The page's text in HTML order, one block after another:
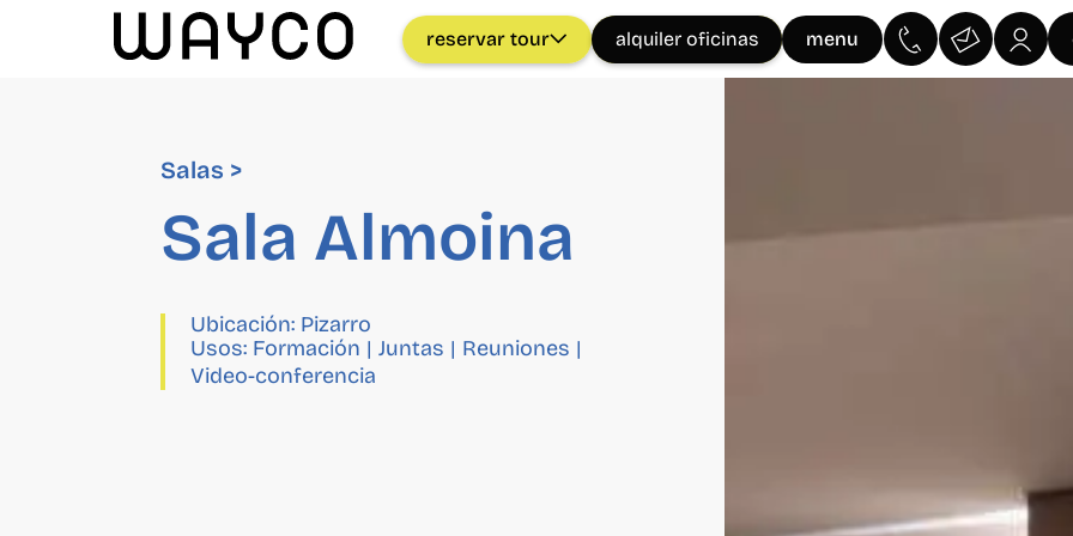
reservar tour alquiler oficinas menu
Salas >
Sala Almoina
Ubicación: Pizarro
Usos: Formación |Juntas | Reuniones |
Video-conferencia